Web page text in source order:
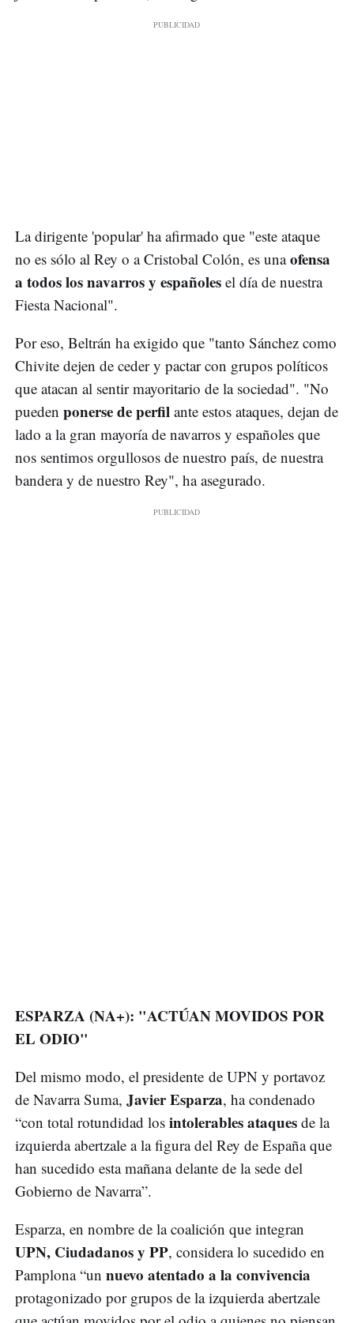
La dirigente 'popular' ha afirmado que "este ataque
no es sólo al Rey o a Cristobal Colón, es unaofensa
a todos los navarros y españoles el día de nuestra
Fiesta Nacional".
Por eso, Beltrán ha exigido que "tanto Sánchez como
Chivite dejen de ceder y pactar con grupos políticos
que atacan al sentir mayoritario de la sociedad". "No
pueden ponerse de perfil ante estos ataques, dejan de
lado a la gran mayoría de navarros y españoles que
nos sentimos orgullosos de nuestro país, de nuestra
bandera y de nuestro Rey", ha asegurado.
ESPARZA (NA+): "ACTÚAN MOVIDOS POR
EL ODIO"
Del mismo modo, el presidente de UPN y portavoz
de Navarra Suma, Javier Esparza, ha condenado
“con total rotundidad los intolerables ataques de la
izquierda abertzale a la figura del Rey de España que
han sucedido esta mañana delante de la sede del
Gobierno de Navarra”.
Esparza, en nombre de la coalición que integran
UPN, Ciudadanos y PP, considera lo sucedido en
Pamplona “un nuevo atentado a la convivencia
protagonizado por grupos de la izquierda abertzale